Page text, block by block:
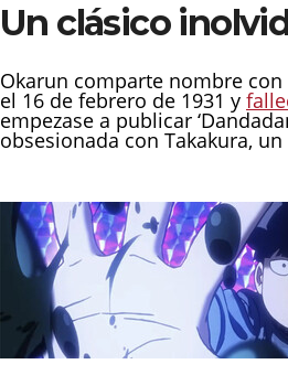
Un clásico
Okarun comparte nombre con
el 16 de febrero de 1931 y
empezase a publicar
obsesionada con Takakura,